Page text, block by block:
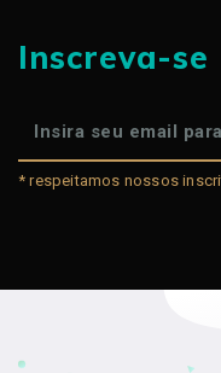
Inscreva-se
* respeitamos nossos